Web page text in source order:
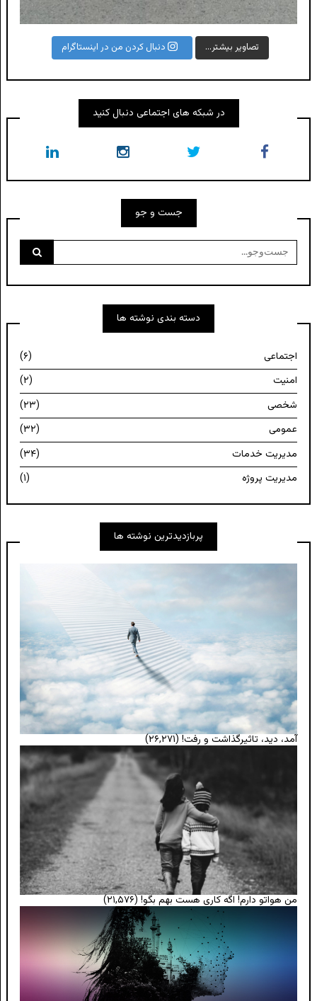
تصاویر بیشتر... دنبال کردن من در اینستاگرام
در شبکه های اجتماعی دنبال کنید
جست و جو
جست‌وجو
برای:
دسته بندی نوشته ها
اجتماعی
(۶)
امنیت
(۲)
شخصی
(۲۳)
عمومی
(۳۲)
مدیریت خدمات
(۳۴)
مدیریت پروژه
(۱)
پربازدیدترین نوشته ها
آمد، دید، تاثیرگذاشت و رفت! (۲۶,۲۷۱)
من هواتو دارم! اگه کاری هست بهم بگو! (۲۱,۵۷۶)